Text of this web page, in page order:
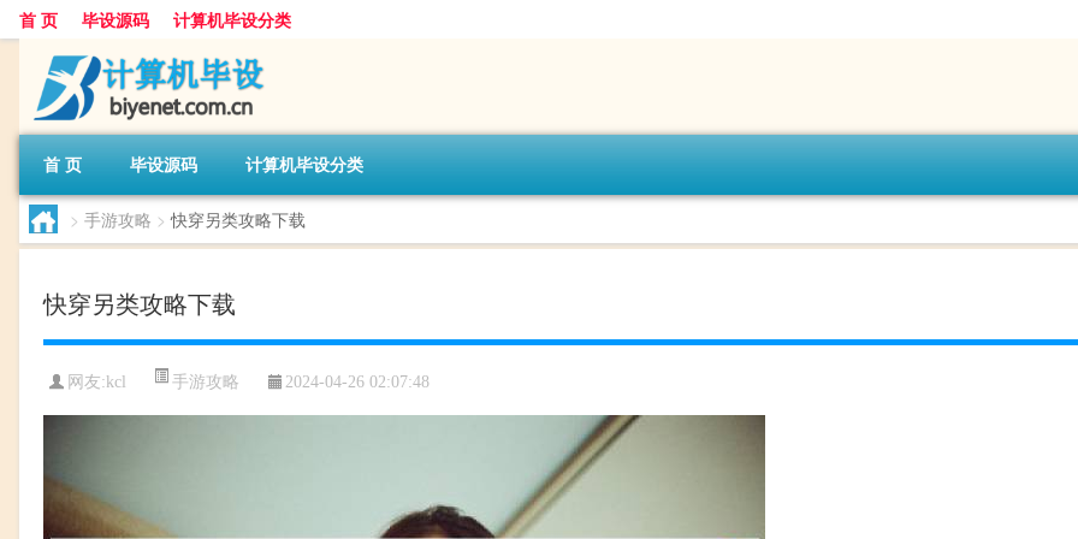
首 页 毕设源码 计算机毕设分类
首 页 毕设源码 计算机毕设分类
> 手游攻略 > 快穿另类攻略下载
快穿另类攻略下载
网友:kcl 手游攻略 2024-04-26 02:07:48